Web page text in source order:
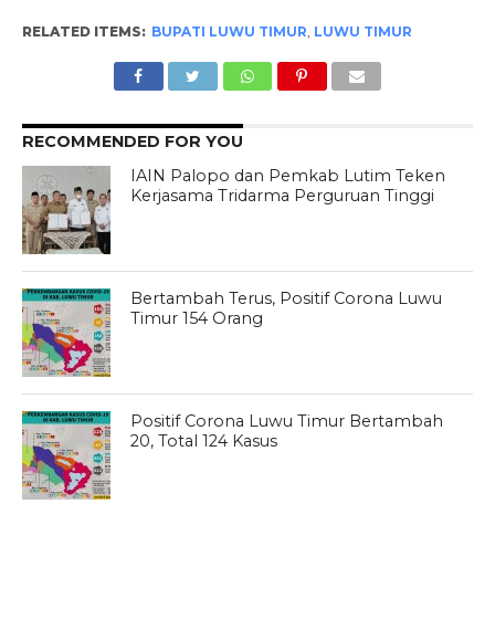
RELATED ITEMS: BUPATI LUWU TIMUR, LUWU TIMUR
RECOMMENDED FOR YOU
IAIN Palopo dan Pemkab Lutim Teken
Kerjasama Tridarma Perguruan Tinggi
Bertambah Terus, Positif Corona Luwu
Timur 154 Orang
Positif Corona Luwu Timur Bertambah
20, Total 124 Kasus